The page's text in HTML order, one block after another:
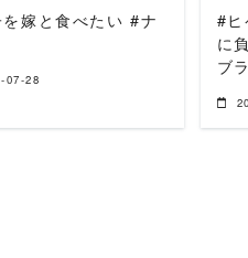
嫁と食べたい #ナ
07-28
#ヒ
に
ブ